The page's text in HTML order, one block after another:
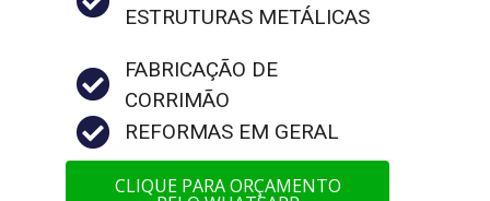
ESTRUTURAS METÁLICAS
FABRICAÇÃO DE
CORRIMÃO
REFORMAS EM GERAL
CLIQUE PARA ORÇAMENTO